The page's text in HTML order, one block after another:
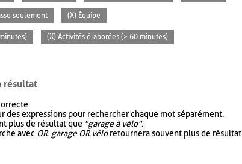
seulement (X) Équipe
(X) Activités élaborées (> 60 minutes)
résultat
des expressions pour rechercher chaque mot séparément.
plus de résultat que "garage à vélo".
avec OR. garage OR véloretournera souvent plus de résultat